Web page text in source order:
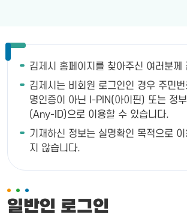
김제시 홈페이지를 찾아주신 여러분께
김제시는 비회원 로그인인 경우 주민
명인증이 아닌 I-PIN(아이핀) 또는 정
(Any-ID)으로 이용할 수 있습니다.
기재하신 정보는 실명확인 목적으로 이
지 않습니다.
일반인 로그인